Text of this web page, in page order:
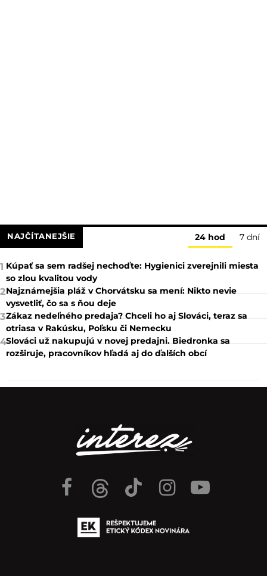
NAJČÍTANEJŠIE 24 hod 7 dní
1 Kúpať sa sem radšej nechoďte: Hygienici zverejnili miesta
so zlou kvalitou vody
2Najznámejšia pláž v Chorvátsku sa mení: Nikto nevie
vysvetliť, čo sa s ňou deje
3Zákaz nedeľného predaja? Chceli ho aj Slováci, teraz sa
otriasa v Rakúsku, Poľsku či Nemecku
4Slováci už nakupujú v novej predajni. Biedronka sa
rozširuje, pracovníkov hľadá aj do ďalších obcí